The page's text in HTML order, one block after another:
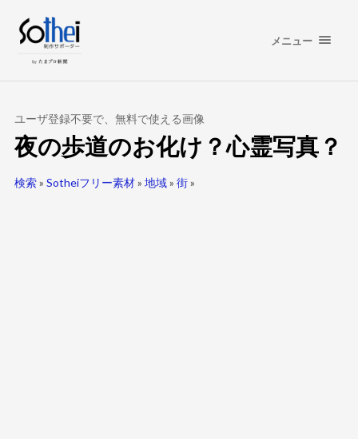
メニュー
ユーザ登録不要で、無料で使える画像
夜の歩道のお化け？心霊写真？
検索» Sotheiフリー素材» 地域» 街»